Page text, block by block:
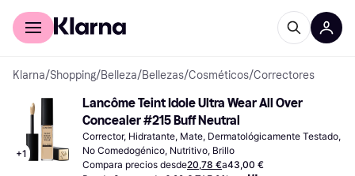
Comprar con Klarna
Klarna/Shopping/Belleza/Bellezas/Cosméticos/Correctores
+1
Lancôme Teint Idole Ultra Wear All Over
Concealer #215 Buff Neutral
Corrector, Hidratante, Mate, Dermatológicamente Testado,
No Comedogénico, Nutritivo, Brillo
Compara precios desde20,78 €a43,00 €